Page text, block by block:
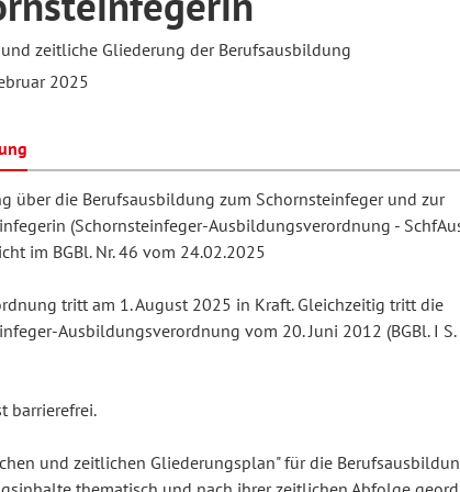
Schule und Unterricht
Arbeit
und Unterrichtsforschung
und
Organisationsentwicklung
Erwachsenenbildung
Forum
für
zeitliche Gliederung der Berufsausbildung
2025
über die Berufsausbildung zum Schornsteinfeger und zur
(Schornsteinfeger-Ausbildungsverordnung -
im BGBl. Nr. 46 vom 24.02.2025
tritt am 1. August 2025 in Kraft. Gleichzeitig tritt die
Ausbildungsverordnung vom 20. Juni 2012 (BGBl. I
barrierefrei.
und zeitlichen Gliederungsplan" für die